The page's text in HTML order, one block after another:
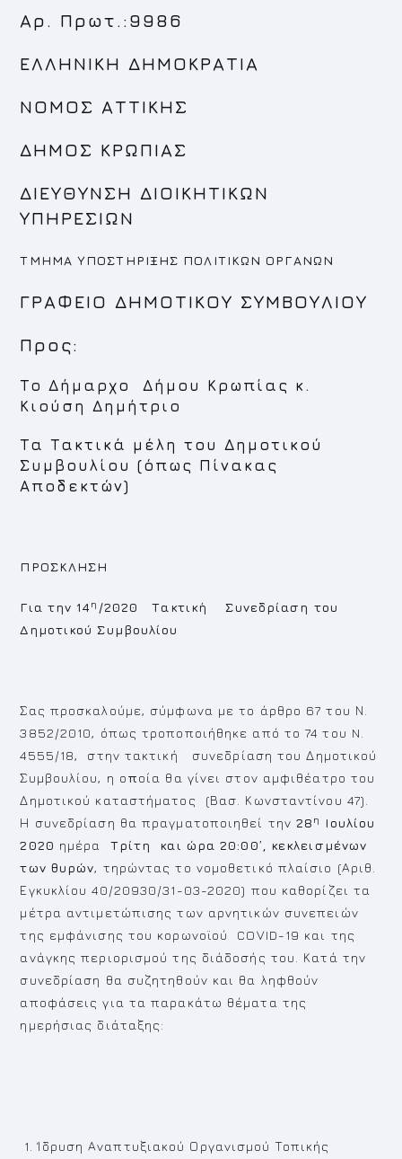
Αρ. Πρωτ.:9986
ΕΛΛΗΝΙΚΗ ΔΗΜΟΚΡΑΤΙΑ
ΝΟΜΟΣ ΑΤΤΙΚΗΣ
ΔΗΜΟΣ ΚΡΩΠΙΑΣ
ΔΙΕΥΘΥΝΣΗ ΔΙΟΙΚΗΤΙΚΩΝ
ΥΠΗΡΕΣΙΩΝ
ΤΜΗΜΑ ΥΠΟΣΤΗΡΙΞΗΣ ΠΟΛΙΤΙΚΩΝ ΟΡΓΑΝΩΝ
ΓΡΑΦΕΙΟ ΔΗΜΟΤΙΚΟΥ ΣΥΜΒΟΥΛΙΟΥ
Προς:
Το Δήμαρχο Δήμου Κρωπίας κ.
Κιούση Δημήτριο
Τα Τακτικά μέλη του Δημοτικού
Συμβουλίου (όπως Πίνακας
Αποδεκτών)
ΠΡΟΣΚΛΗΣΗ
Για την 14 η /2020 Τακτική Συνεδρίαση του
Δημοτικού Συμβουλίου
Σας προσκαλούμε, σύμφωνα με το άρθρο 67 του Ν.
3852/2010, όπως τροποποιήθηκε από το 74 του N.
4555/18, στην τακτική συνεδρίαση του Δημοτικού
Συμβουλίου, η οποία θα γίνει στον αμφιθέατρο του
Δημοτικού καταστήματος (Βασ. Κωνσταντίνου 47).
Η συνεδρίαση θα πραγματοποιηθεί την28 η
Ιουλίου
2020 ημέρα Τρίτη και ώρα 20:00’,
κεκλεισμένων
των θυρών, τηρώντας το νομοθετικό πλαίσιο (Αριθ.
Εγκυκλίου 40/20930/31-03-2020) που καθορίζει τα
μέτρα αντιμετώπισης των αρνητικών συνεπειών
της εμφάνισης του κορωνοϊού COVID-19 και της
ανάγκης περιορισμού της διάδοσής του. Κατά την
συνεδρίαση θα συζητηθούν και θα ληφθούν
αποφάσεις για τα παρακάτω θέματα της
ημερήσιας διάταξης:
Ίδρυση Αναπτυξιακού Οργανισμού Τοπικής